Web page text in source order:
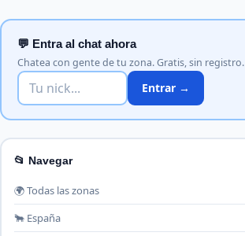
💬 Entra al chat ahora
Chatea con gente de tu zona. Gratis, sin registro.
Entrar →
📂 Navegar
🌍 Todas las zonas
🐂 España